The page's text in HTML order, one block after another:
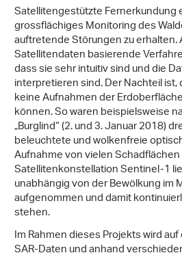
Satellitengestützte Fernerkundung
grossflächiges Monitoring des
auftretende Störungen zu
Satellitendaten basierende
dass sie sehr intuitiv sind und die
interpretieren sind. Der Nachteil
keine Aufnahmen der
können. So waren beispielsweise
„Burglind“ (2. und 3. Januar 2018)
beleuchtete und wolkenfreie
Aufnahme von vielen
Satellitenkonstellation Sentinel-1
unabhängig von der Bewölkung im
aufgenommen und damit
stehen.
Im Rahmen dieses Projekts wird